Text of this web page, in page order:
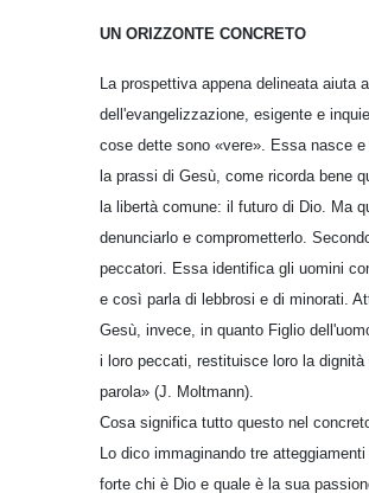
UN ORIZZONTE CONCRETO
La prospettiva appena delineata aiuta
dell'evangelizzazione, esigente e
cose dette sono «vere». Essa nasce
la prassi di Gesù, come ricorda bene
la libertà comune: il futuro di Dio. Ma
denunciarlo e comprometterlo.
peccatori. Essa identifica gli uomini
e così parla di lebbrosi e di minorati.
Gesù, invece, in quanto Figlio
i loro peccati, restituisce loro la
parola» (J. Moltmann).
Cosa significa tutto questo nel
Lo dico immaginando tre
forte chi è Dio e quale è la sua